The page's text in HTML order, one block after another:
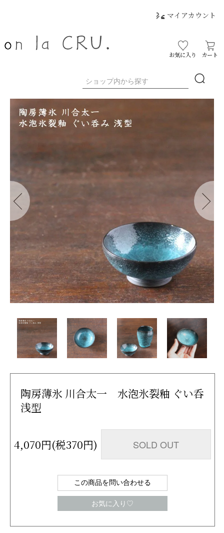
マイアカウント
お気に入り カート
陶房薄氷 川合太一 水泡氷裂釉 ぐい呑
浅型
4,070円(税370円) SOLD OUT
この商品を問い合わせる
お気に入り♡